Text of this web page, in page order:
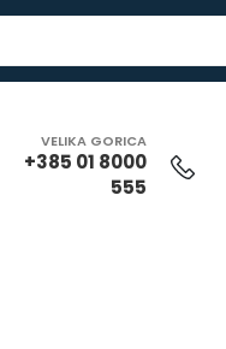
VELIKA GORICA
+385 01 8000
555